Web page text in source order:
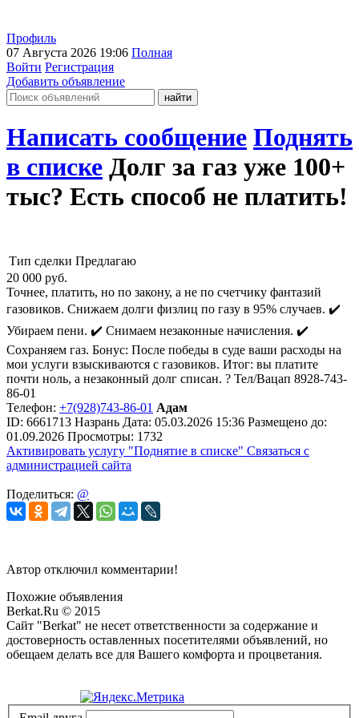
Профиль
07 Августа 2026 19:06 Полная
Войти Регистрация
Добавить объявление
Написать сообщение Поднять
в списке Долг за газ уже 100+
тыс? Есть способ не платить!
Тип сделки Предлагаю
20 000 руб.
Точнее, платить, но по закону, а не по счетчику фантазий
газовиков. Снижаем долги физлиц по газу в 95% случаев. ✔️
Убираем пени. ✔️ Снимаем незаконные начисления. ✔️
Сохраняем газ. Бонус: После победы в суде ваши расходы на
мои услуги взыскиваются с газовиков. Итог: вы платите
почти ноль, а незаконный долг списан. ? Тел/Вацап 8928-743-
86-01
Телефон: +7(928)743-86-01 Адам
ID: 6661713 Назрань Дата: 05.03.2026 15:36 Размещено до:
01.09.2026 Просмотры: 1732
Активировать услугу "Поднятие в списке" Связаться с
администрацией сайта
Поделиться: @
Автор отключил комментарии!
Похожие объявления
Berkat.Ru © 2015
Сайт "Berkat" не несет ответственности за содержание и
достоверность оставленных посетителями объявлений, но
обещаем делать все для Вашего комфорта и процветания.